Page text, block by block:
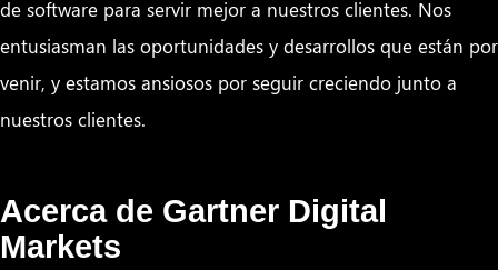
de software para servir mejor a nuestros clientes. Nos
entusiasman las oportunidades y desarrollos que están por
venir, y estamos ansiosos por seguir creciendo junto a
nuestros clientes.
Acerca de Gartner Digital
Markets